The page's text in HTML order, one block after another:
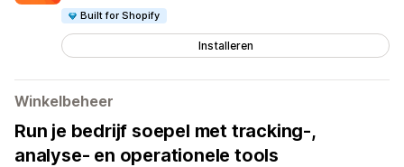
Built for Shopify
Installeren
Winkelbeheer
Run je bedrijf soepel met tracking-,
analyse- en operationele tools